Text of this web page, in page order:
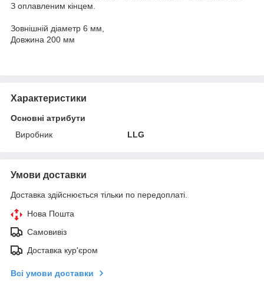
З оплавленим кінцем.
Зовнішній діаметр 6 мм,
Довжина 200 мм
Характеристики
Основні атрибути
Виробник
LLG
Умови доставки
Доставка здійснюється тільки по передоплаті.
Нова Пошта
Самовивіз
Доставка кур'єром
Всі умови доставки